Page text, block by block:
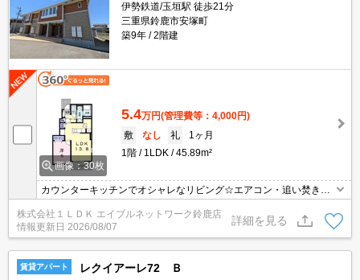
伊勢鉄道/玉垣駅 徒歩21分
三重県鈴鹿市安塚町
築9年
2階建
画像：30枚
5.4万円(管理費等：4,000円)
敷
なし 礼
1ヶ月
1階
1LDK 45.89m²
カウンターキッチンでオシャレなリビング☆エアコン・追い焚きな
株式会社１ＬＤＫ エイブルネットワーク鈴鹿店
情報更新日 2026/08/07
詳細を見る
賃貸アパート レクイアーレ72 Ｂ